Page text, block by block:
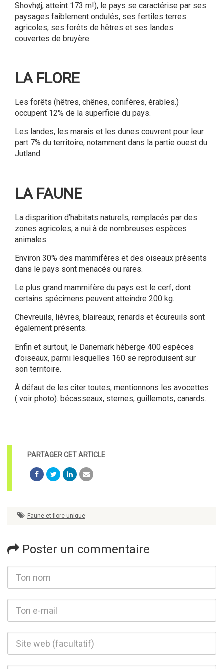
Shovhøj, atteint 173 m!), le pays se caractérise par ses
paysages faiblement ondulés, ses fertiles terres
agricoles, ses forêts de hêtres et ses landes
couvertes de bruyère.
LA FLORE
Les forêts (hêtres, chênes, conifères, érables.)
occupent 12% de la superficie du pays.
Les landes, les marais et les dunes couvrent pour leur
part 7% du territoire, notamment dans la partie ouest du
Jutland.
LA FAUNE
La disparition d’habitats naturels, remplacés par des
zones agricoles, a nui à de nombreuses espèces
animales.
Environ 30% des mammifères et des oiseaux présents
dans le pays sont menacés ou rares.
Le plus grand mammifère du pays est le cerf, dont
certains spécimens peuvent atteindre 200 kg.
Chevreuils, lièvres, blaireaux, renards et écureuils sont
également présents.
Enfin et surtout, le Danemark héberge 400 espèces
d’oiseaux, parmi lesquelles 160 se reproduisent sur
son territoire.
À défaut de les citer toutes, mentionnons les avocettes
( voir photo). bécasseaux, sternes, guillemots, canards.
Faune et flore unique
Poster un commentaire